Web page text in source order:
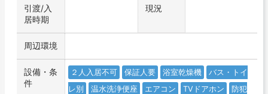
引渡/入
居時期
現況
周辺環境
設備・条
件
２人入居不可 保証人要 浴室乾燥機
バス・トイ
レ別
温水洗浄便座 エアコン TVドアホン
防犯